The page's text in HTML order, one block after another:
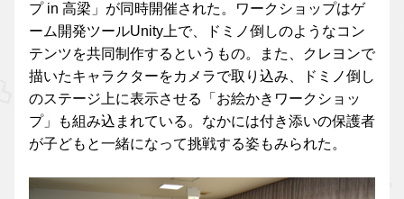
プ in 高梁」が同時開催された。ワークショップはゲ
ーム開発ツールUnity上で、ドミノ倒しのようなコン
テンツを共同制作するというもの。また、クレヨンで
描いたキャラクターをカメラで取り込み、ドミノ倒し
のステージ上に表示させる「お絵かきワークショッ
プ」も組み込まれている。なかには付き添いの保護者
が子どもと一緒になって挑戦する姿もみられた。